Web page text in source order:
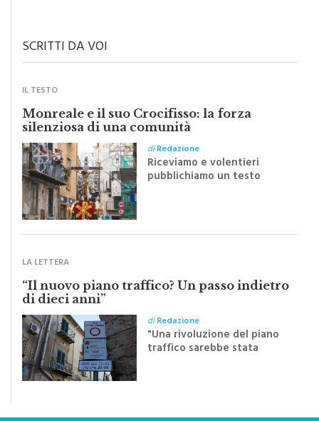
SCRITTI DA VOI
IL TESTO
Monreale e il suo Crocifisso: la forza
silenziosa di una comunità
diRedazione
Riceviamo e volentieri
Sapienza all'indomani della
LA LETTERA
“Il nuovo piano traffico? Un passo indietro
di dieci anni”
diRedazione
"Una rivoluzione del piano